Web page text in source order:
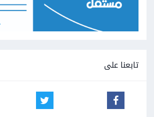
تابعنا على